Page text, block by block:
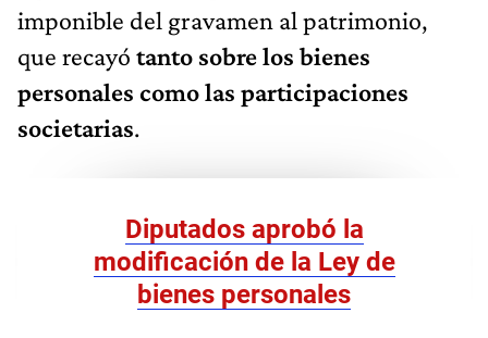
imponible del gravamen al patrimonio,
que recayó tanto sobre los bienes
personales como las participaciones
societarias.
Diputados aprobó la
modificación de la Ley de
bienes personales